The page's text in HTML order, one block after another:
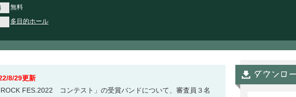
無料
多目的ホール
8/29更新
FES.2022 コンテスト」の受賞バンドについて、審査員３名